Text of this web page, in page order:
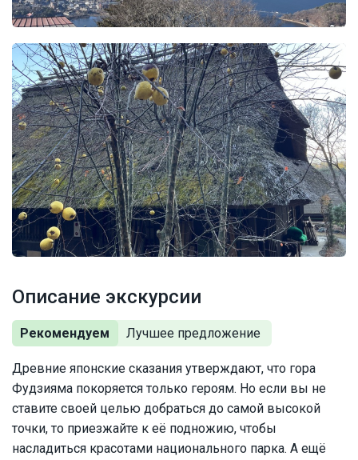
Описание экскурсии
Рекомендуем
Древние японские сказания утверждают, что гора
Фудзияма покоряется только героям. Но если вы не
ставите своей целью добраться до самой высокой
точки, то приезжайте к её подножию, чтобы
насладиться красотами национального парка. А ещё